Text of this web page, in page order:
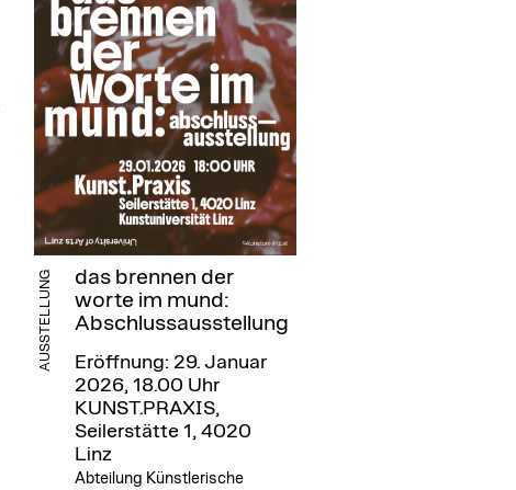
AUSSTELLUNG
das brennen der
worte im mund:
Abschlussausstellung
Eröffnung: 29. Januar
2026, 18.00 Uhr
KUNST.PRAXIS,
Seilerstätte 1, 4020
Linz
Abteilung Künstlerische